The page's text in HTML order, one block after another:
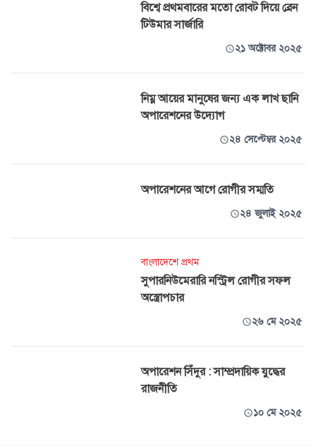
বিশ্বে প্রথমবারের মতো রোবট দিয়ে ব্রেন
টিউমার সার্জারি
২১ অক্টোবর ২০২৫
নিম্ন আয়ের মানুষের জন্য এক লাখ ছানি
অপারেশনের উদ্যোগ
২৪ সেপ্টেম্বর ২০২৫
অপারেশনের আগে রোগীর সম্মতি
২৪ জুলাই ২০২৫
বাংলাদেশে প্রথম
সুপারনিউমেরারি নস্ট্রিল রোগীর সফল
অস্ত্রোপচার
২৬ মে ২০২৫
অপারেশন সিঁদুর : সাম্প্রদায়িক যুদ্ধের
রাজনীতি
১০ মে ২০২৫